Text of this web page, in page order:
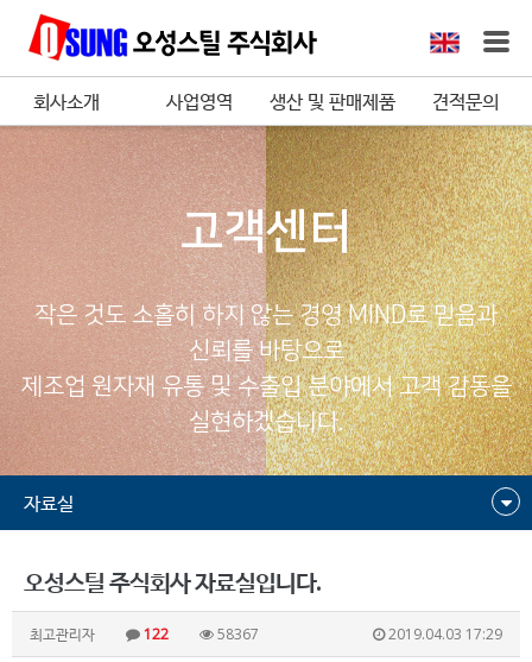
회사소개 사업영역 생산 및 판매제품 견적문의
고객센터
작은 것도 소홀히 하지 않는 경영 MIND로 믿음과
신뢰를 바탕으로
제조업 원자재 유통 및 수출입 분야에서 고객 감동을
실현하겠습니다.
자료실
오성스틸 주식회사 자료실입니다.
최고관리자 122 58367
2019.04.03 17:29